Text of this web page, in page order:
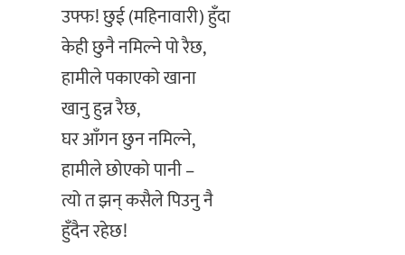
‎उफ्फ! छुई (महिनावारी) हुँदा
‎केही छुनै नमिल्ने पो रैछ,
‎हामीले पकाएको खाना
‎खानु हुन्न रैछ,
‎घर आँगन छुन नमिल्ने,
‎हामीले छोएको पानी –
‎त्यो त झन् कसैले पिउनु नै
‎हुँदैन रहेछ!